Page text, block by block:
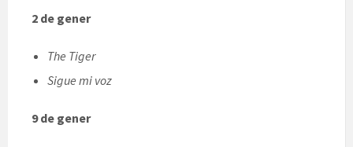
2 de gener
The Tiger
Sigue mi voz
9 de gener